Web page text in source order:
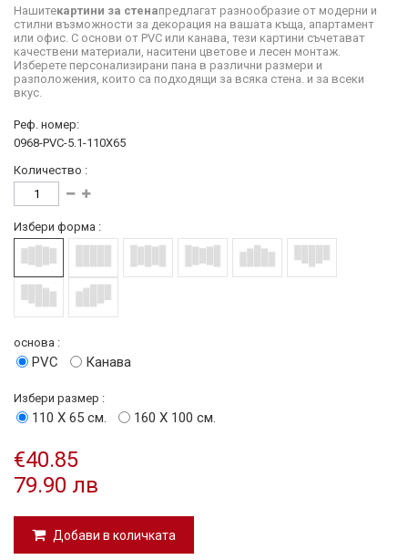
Нашитекартини за стенапредлагат разнообразие от модерни и
стилни възможности за декорация на вашата къща, апартамент
или офис. С основи от PVC или канава, тези картини съчетават
качествени материали, наситени цветове и лесен монтаж.
Изберете персонализирани пана в различни размери и
разположения, които са подходящи за всяка стена. и за всеки
вкус.
Реф. номер:
0968-PVC-5.1-110X65
Количество :
Избери форма :
основа :
PVC Канава
Избери размер :
110 Х 65 см. 160 Х 100 см.
€40.85
79.90 лв
Добави в количката